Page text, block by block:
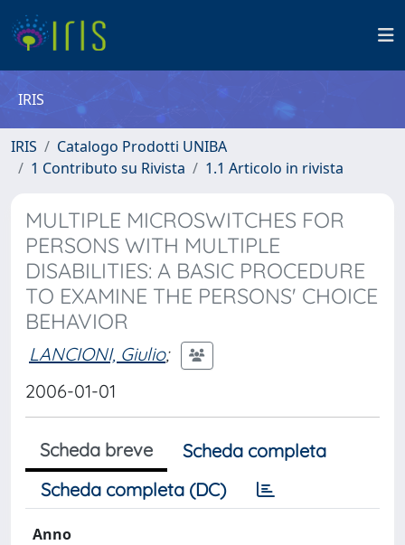
IRIS
IRIS
Catalogo Prodotti UNIBA
1 Contributo su Rivista
1.1 Articolo in rivista
MULTIPLE MICROSWITCHES FOR
PERSONS WITH MULTIPLE
DISABILITIES: A BASIC PROCEDURE
TO EXAMINE THE PERSONS' CHOICE
BEHAVIOR
LANCIONI, Giulio;
2006-01-01
Scheda breve
Scheda completa
Scheda completa (DC)
Anno